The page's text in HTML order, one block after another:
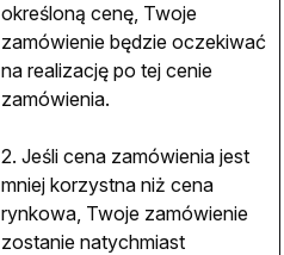
określoną cenę, Twoje
zamówienie będzie oczekiwać
na realizację po tej cenie
zamówienia.
2. Jeśli cena zamówienia jest
mniej korzystna niż cena
rynkowa, Twoje zamówienie
zostanie natychmiast